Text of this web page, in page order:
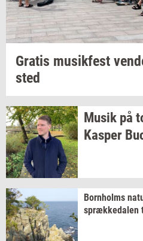
Gra­tis mu­sik­fest
sted
Musik på
Kas­per
Born­holms
spræk­ke­da­len